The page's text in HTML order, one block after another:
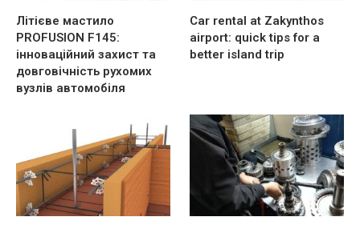
Літієве мастило
PROFUSION F145:
інноваційний захист та
довговічність рухомих
вузлів автомобіля
Car rental at Zakynthos
airport: quick tips for a
better island trip